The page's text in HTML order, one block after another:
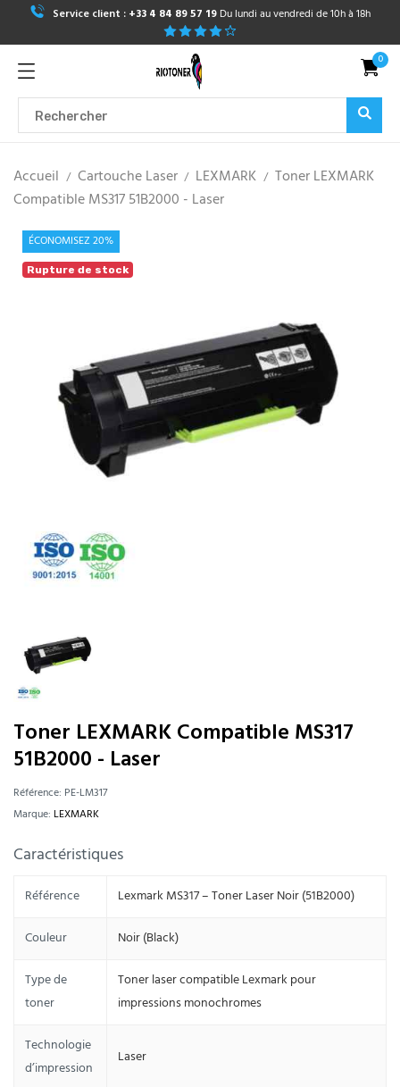
Service client : +33 4 84 89 57 19 Du lundi au vendredi de 10h à 18h
0
Accueil Cartouche Laser LEXMARK
Toner LEXMARK
Compatible MS317 51B2000 - Laser
ÉCONOMISEZ 20%
Rupture de stock
Toner LEXMARK Compatible MS317
51B2000 - Laser
Référence: PE-LM317
Marque: LEXMARK
Caractéristiques
Référence Lexmark MS317 – Toner Laser Noir (51B2000)
Couleur Noir (Black)
Type de
toner
Toner laser compatible Lexmark pour
impressions monochromes
Technologie
d’impression
Laser